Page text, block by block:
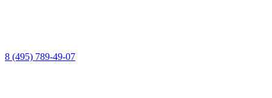
8 (495) 789-49-07